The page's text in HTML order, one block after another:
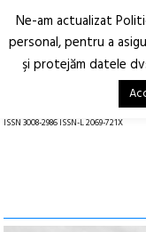
Arhitectură.
Oraș.
ISSN 3008-2986 ISSN-L 2069-721X
Ne-am actualizat
personal, pentru a
şi protejăm datele